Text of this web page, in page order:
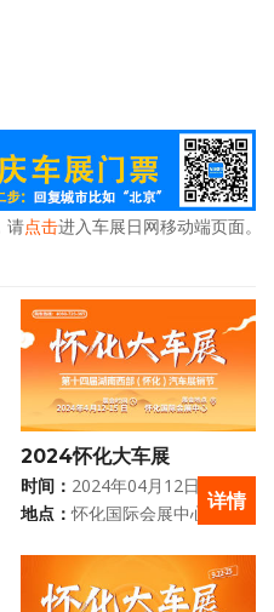
请点击进入车展日网移动端页面。
2024怀化大车展
时间： 2024年04月12日 - 04月
15日
地点：怀化国际会展中心 详情